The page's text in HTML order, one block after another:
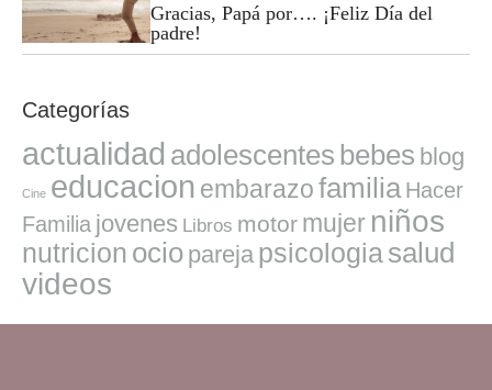
Gracias, Papá por…. ¡Feliz Día del
padre!
Categorías
actualidad adolescentes bebes blog
Cine educacion embarazofamilia Hacer
Familia jovenes Libros motor mujer niños
nutricion ocio pareja psicologiasalud
videos